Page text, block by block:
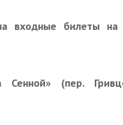
входные билеты на
Сенной» (пер.